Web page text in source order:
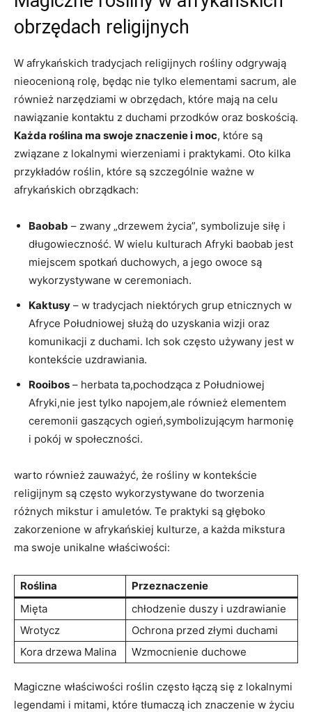
obrzędach religijnych
W afrykańskich tradycjach religijnych rośliny odgrywają
nieocenioną rolę, będąc nie tylko elementami sacrum, ale
również narzędziami w obrzędach, które mają na celu
nawiązanie kontaktu z duchami przodków oraz boskością.
Każda roślina ma swoje znaczenie i moc, które są
związane z lokalnymi wierzeniami i praktykami. Oto kilka
przykładów roślin, które są szczególnie ważne w
afrykańskich obrządkach:
Baobab – zwany „drzewem życia”, symbolizuje siłę i
długowieczność. W wielu kulturach Afryki baobab jest
miejscem spotkań duchowych, a jego owoce są
wykorzystywane w ceremoniach.
Kaktusy – w tradycjach niektórych grup etnicznych w
Afryce Południowej służą do uzyskania wizji oraz
komunikacji z duchami. Ich sok często używany jest w
kontekście uzdrawiania.
Rooibos – herbata ta,pochodząca z Południowej
Afryki,nie jest tylko napojem,ale również elementem
ceremonii gaszących ogień,symbolizującym harmonię
i pokój w społeczności.
warto również zauważyć, że rośliny w kontekście
religijnym są często wykorzystywane do tworzenia
różnych mikstur i amuletów. Te praktyki są głęboko
zakorzenione w afrykańskiej kulturze, a każda mikstura
ma swoje unikalne właściwości:
Roślina
Przeznaczenie
Mięta
chłodzenie duszy i uzdrawianie
Wrotycz
Ochrona przed złymi duchami
Kora drzewa Malina
Wzmocnienie duchowe
Magiczne właściwości roślin często łączą się z lokalnymi
legendami i mitami, które tłumaczą ich znaczenie w życiu